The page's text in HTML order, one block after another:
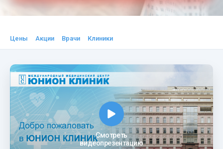
Цены Акции Врачи Клиники
Смотреть
видеопрезентацию